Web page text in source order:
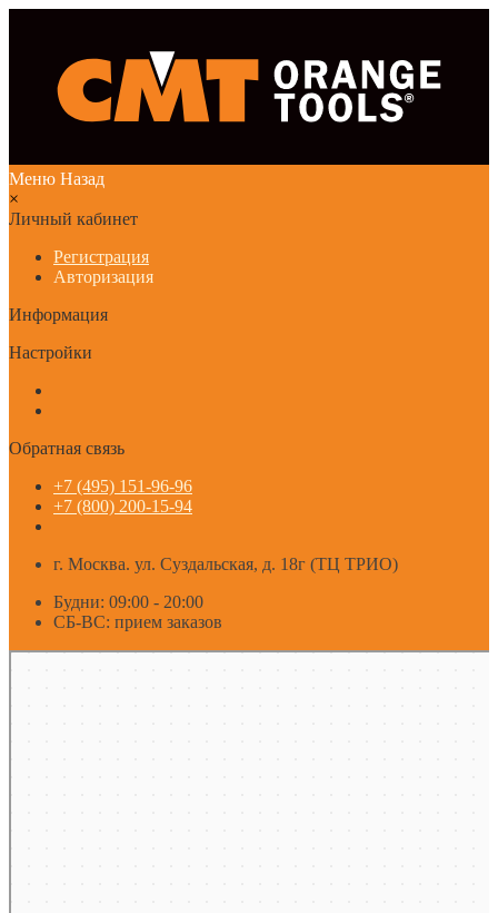
Меню Назад
×
Личный кабинет
Регистрация
Авторизация
Информация
Настройки
Обратная связь
+7 (495) 151-96-96
+7 (800) 200-15-94
г. Москва. ул. Суздальская, д. 18г (ТЦ ТРИО)
Будни: 09:00 - 20:00
СБ-ВС: прием заказов